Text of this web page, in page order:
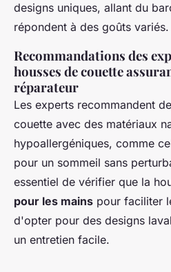
designs uniques, allant du
répondent à des goûts variés.
Recommandations des
housses de couette
réparateur
Les experts recommandent
couette avec des matériaux
hypoallergéniques, comme
pour un sommeil sans
essentiel de vérifier que la
pour les mains pour faciliter
d'opter pour des designs
un entretien facile.